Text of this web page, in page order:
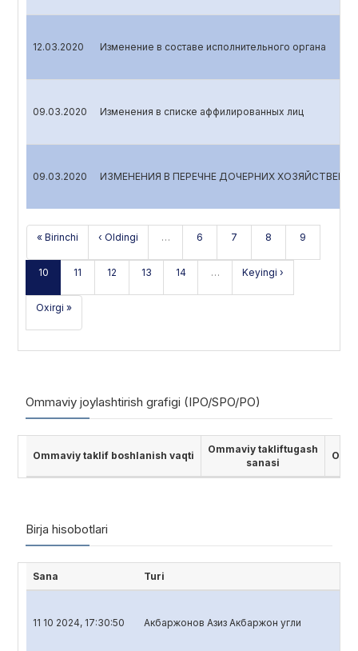
12.03.2020 Изменение в составе исполнительного органа
09.03.2020 Изменения в списке аффилированных лиц
09.03.2020 ИЗМЕНЕНИЯ В ПЕРЕЧНЕ ДОЧЕРНИХ
« Birinchi ‹ Oldingi … 6 7 8 9
10 11 12 13 14 … Keyingi ›
Oxirgi »
Ommaviy joylashtirish grafigi (IPO/SPO/PO)
Ommaviy taklif boshlanish vaqti
Ommaviy takliftugash
sanasi
Birja hisobotlari
Sana Turi
11 10 2024, 17:30:50 Акбаржонов Азиз Акбаржон угли